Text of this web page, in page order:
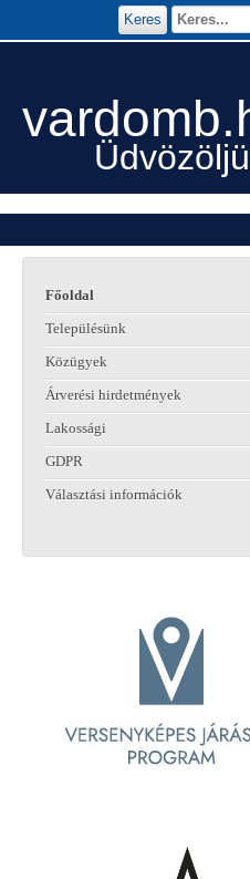
Keres
Főoldal
Településünk
Közügyek
Árverési hirdetmények
Lakossági
GDPR
Választási információk